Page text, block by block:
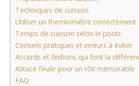
Techniques de cuisson
Utiliser un thermomètre correctement
Temps de cuisson selon le poids
Conseils pratiques et erreurs à éviter
Accords et finitions qui font la
Astuce finale pour un rôti mémorable
FAQ